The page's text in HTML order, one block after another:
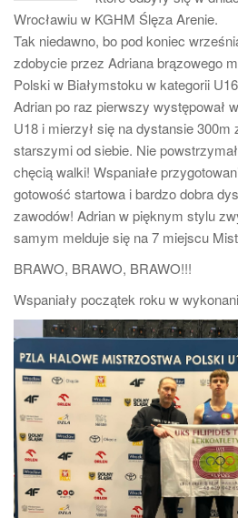
Wrocławiu w KGHM Ślęza Arenie.
Tak niedawno, bo pod koniec
zdobycie przez Adriana brązowego
Polski w Białymstoku w kategorii
Adrian po raz pierwszy występował
U18 i mierzył się na dystansie 300m
starszymi od siebie. Nie
chęcią walki! Wspaniałe
gotowość startowa i bardzo dobra
zawodów! Adrian w pięknym stylu
samym melduje się na 7 miejscu
BRAWO, BRAWO, BRAWO!!!
Wspaniały początek roku w